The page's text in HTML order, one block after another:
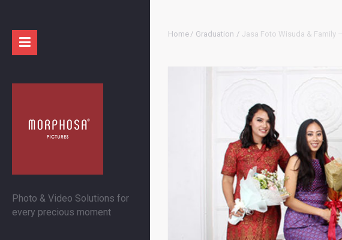
Photo & Video Solutions for
every precious moment
Home / Graduation / Jasa Foto Wisuda & Family